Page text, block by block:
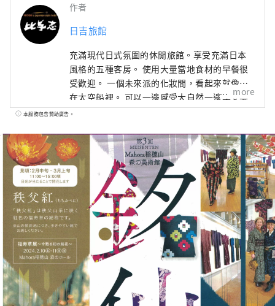
作者
日吉旅館
充滿現代日式氛圍的休閒旅館。享受充滿日本
風格的五種客房。 使用大量當地食材的早餐很
受歡迎。 一個未來派的化妝間，看起來就像是
在太空船裡。 可以一邊感受大自然一邊享受樂
趣的包租浴池。 一個配有燃木火爐的空間，可
的野花，具有強烈的存在感。 從西武秩父站步
行8分鐘。住宿不含餐，含早餐。 2022 年
OMOTENASHI Selection 得獎者
more
本服務包含贊助廣告。